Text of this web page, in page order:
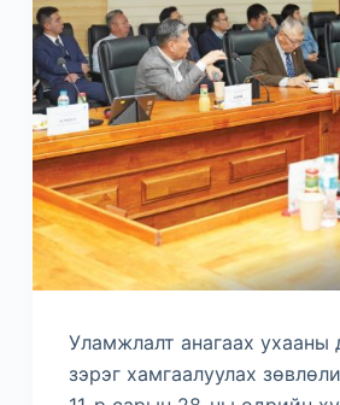
Уламжлалт анагаах ухааны
зэрэг хамгаалуулах